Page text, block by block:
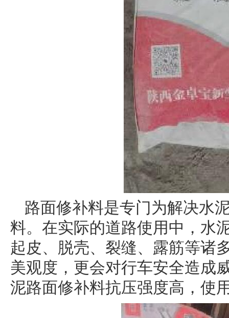
路面修补料是专门为解决水
料。在实际的道路使用中，水
起皮、脱壳、裂缝、露筋等诸
美观度，更会对行车安全造成
泥路面修补料抗压强度高，使